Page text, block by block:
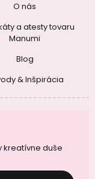
O nás
a atesty tovaru
Manumi
Blog
& Inšpirácia
kreatívne duše